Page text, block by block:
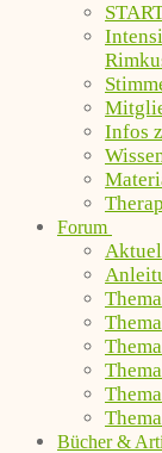
Infos
Forum
Bücher &